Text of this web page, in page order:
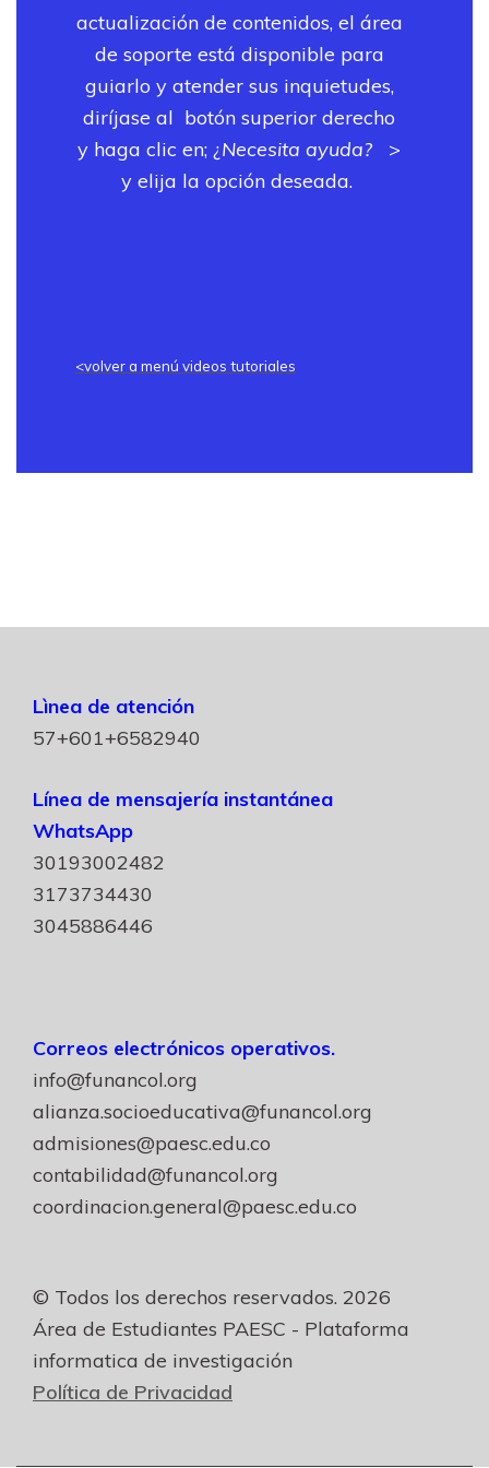
actualización de contenidos, el área
de soporte está disponible para
guiarlo y atender sus inquietudes,
diríjase al botón superior derecho
y haga clic en; ¿Necesita ayuda?
>
y elija la opción deseada.
<volver a menú videos tutoriales
Lìnea de atención
57+601+6582940
Línea de mensajería instantánea
WhatsApp
30193002482
3173734430
3045886446
Correos electrónicos operativos.
info@funancol.org
alianza.socioeducativa@funancol.org
admisiones@paesc.edu.co
contabilidad@funancol.org
coordinacion.general@paesc.edu.co
© Todos los derechos reservados. 2026
Área de Estudiantes PAESC - Plataforma
informatica de investigación
Política de Privacidad